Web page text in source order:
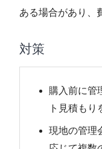
ある場合があり、
対策
購入前に管
ト見積もり
現地の管理